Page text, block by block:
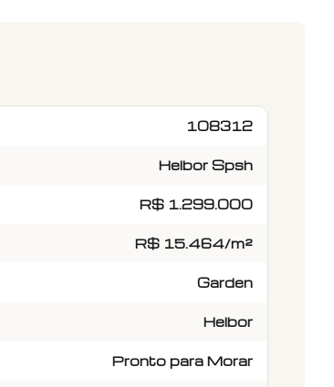
108312
Helbor Spsh
R$ 1.299.000
R$ 15.464/m²
Garden
Helbor
Pronto para Morar